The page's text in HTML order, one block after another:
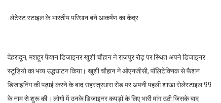
-लेटेस्ट स्टाइल के भारतीय परिधान बने आकर्षण का केंद्र
देहरादून, मशहूर फैशन डिजाइनर खुशी चौहान ने राजपुर रोड़ पर स्थित अपने डिजाइनर
स्टूडियो का भव्य उद्धघाटन किया। खुशी चौहान ने ओएनजीसी, पॉलिटेक्निक से फैशन
डिजाइनिंग की पढ़ाई करने के बाद सहस्त्रधारा रोड पर अपनी पहली शाखा सेलेस्टाइल 99
के नाम से शुरू की। लोगों में उनके डिजाइनर कपड़ों के लिए भारी मांग उठी जिसके बाद